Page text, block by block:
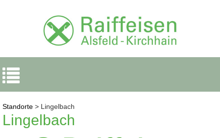
Navigation
ein-/ausblenden
Standorte > Lingelbach
Lingelbach